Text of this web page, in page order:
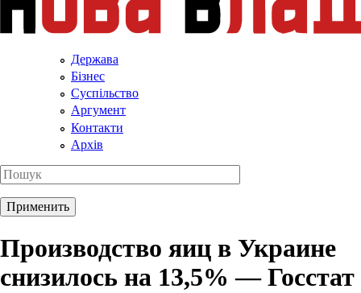
Держава
Бізнес
Суспільство
Аргумент
Контакти
Архів
Производство яиц в Украине
снизилось на 13,5% — Госстат